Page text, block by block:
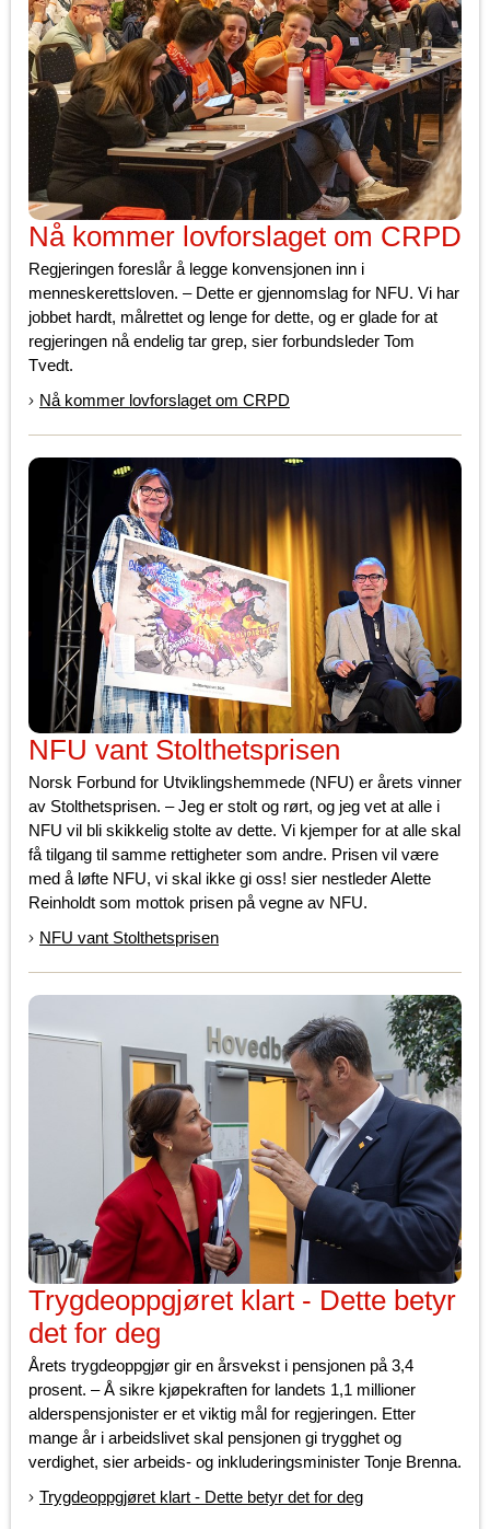
Nå kommer lovforslaget om CRPD
Regjeringen foreslår å legge konvensjonen inn i
menneskerettsloven. – Dette er gjennomslag for NFU. Vi har
jobbet hardt, målrettet og lenge for dette, og er glade for at
regjeringen nå endelig tar grep, sier forbundsleder Tom
Tvedt.
Nå kommer lovforslaget om CRPD
NFU vant Stolthetsprisen
Norsk Forbund for Utviklingshemmede (NFU) er årets vinner
av Stolthetsprisen. – Jeg er stolt og rørt, og jeg vet at alle i
NFU vil bli skikkelig stolte av dette. Vi kjemper for at alle skal
få tilgang til samme rettigheter som andre. Prisen vil være
med å løfte NFU, vi skal ikke gi oss! sier nestleder Alette
Reinholdt som mottok prisen på vegne av NFU.
NFU vant Stolthetsprisen
Trygdeoppgjøret klart - Dette betyr
det for deg
Årets trygdeoppgjør gir en årsvekst i pensjonen på 3,4
prosent. – Å sikre kjøpekraften for landets 1,1 millioner
alderspensjonister er et viktig mål for regjeringen. Etter
mange år i arbeidslivet skal pensjonen gi trygghet og
verdighet, sier arbeids- og inkluderingsminister Tonje Brenna.
Trygdeoppgjøret klart - Dette betyr det for deg